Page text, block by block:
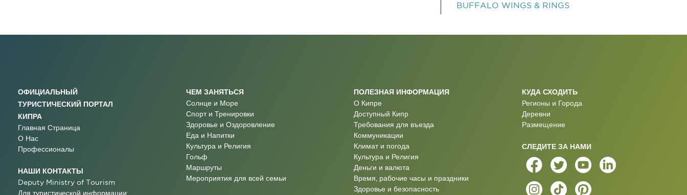
BUFFALO WINGS & RINGS
ОФИЦИАЛЬНЫЙ
ТУРИСТИЧЕСКИЙ ПОРТАЛ
КИПРА
Главная Страница
О Нас
Профессионалы
НАШИ КОНТАКТЫ
Deputy Ministry of Tourism
Для туристической информации:
ЧЕМ ЗАНЯТЬСЯ
Солнце и Море
Спорт и Тренировки
Здоровье и Оздоровление
Еда и Напитки
Культура и Религия
Гольф
Маршруты
Мероприятия для всей семьи
ПОЛЕЗНАЯ ИНФОРМАЦИЯ
О Кипре
Доступный Кипр
Требования для въезда
Коммуникации
Климат и погода
Культура и Религия
Деньги и валюта
Время, рабочие часы и праздники
Здоровье и безопасность
КУДА СХОДИТЬ
Регионы и Города
Деревни
Размещение
СЛЕДИТЕ ЗА НАМИ